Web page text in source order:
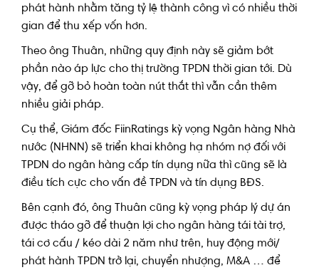
phát hành nhằm tăng tỷ lệ thành công vì có nhiều thời
gian để thu xếp vốn hơn.
Theo ông Thuân, những quy định này sẽ giảm bớt
phần nào áp lực cho thị trường TPDN thời gian tới. Dù
vậy, để gỡ bỏ hoàn toàn nút thắt thì vẫn cần thêm
nhiều giải pháp.
Cụ thể, Giám đốc FiinRatings kỳ vọng Ngân hàng Nhà
nước (NHNN) sẽ triển khai không hạ nhóm nợ đối với
TPDN do ngân hàng cấp tín dụng nữa thì cũng sẽ là
điều tích cực cho vấn đề TPDN và tín dụng BĐS.
Bên cạnh đó, ông Thuân cũng kỳ vọng pháp lý dự án
được tháo gỡ để thuận lợi cho ngân hàng tái tài trợ,
tái cơ cấu / kéo dài 2 năm như trên, huy động mới/
phát hành TPDN trở lại, chuyển nhượng, M&A … để